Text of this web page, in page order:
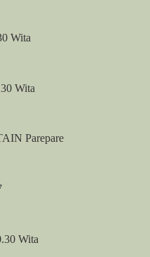
Wita
Wita
Parepare
Wita